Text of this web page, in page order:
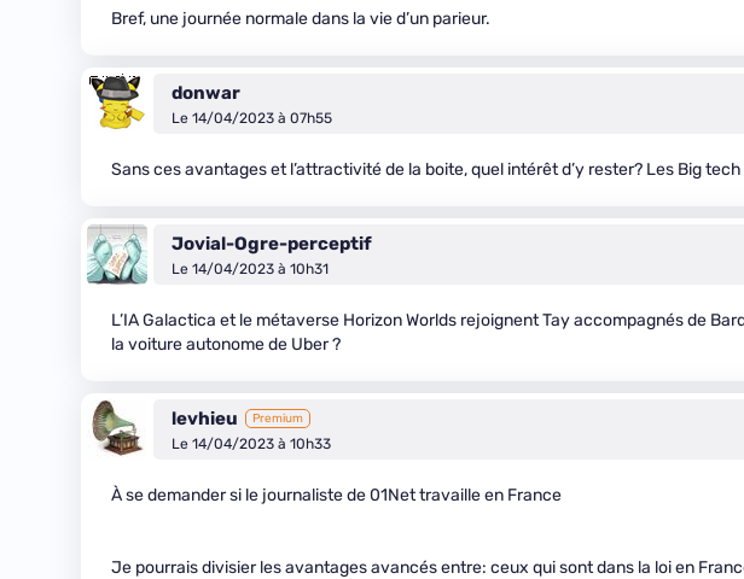
Bref, une journée normale dans la vie d’un parieur.
donwar
Le 14/04/2023 à 07h55
Sans ces avantages et l’attractivité de la boite, quel intérêt d’y rester? Les Big
Jovial-Ogre-perceptif
Le 14/04/2023 à 10h31
L’IA Galactica et le métaverse Horizon Worlds rejoignent Tay accompagnés de
la voiture autonome de Uber ?
levhieu Premium
Le 14/04/2023 à 10h33
À se demander si le journaliste de 01Net travaille en France
Je pourrais divisier les avantages avancés entre: ceux qui sont dans la loi en